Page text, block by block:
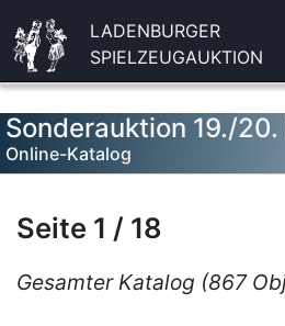
LADENBURGER
SPIELZEUGAUKTION
Sonderauktion 19./
Online-Katalog
Seite 1 / 18
Gesamter Katalog (867